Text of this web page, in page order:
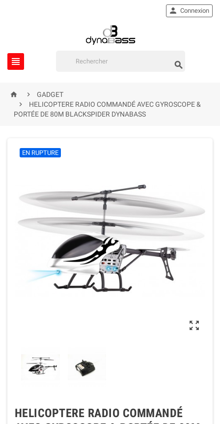
 
 Connexion
 
GADGET

HELICOPTERE RADIO COMMANDÉ AVEC GYROSCOPE &
PORTÉE DE 80M BLACKSPIDER DYNABASS

EN RUPTURE
HELICOPTERE RADIO COMMANDÉ